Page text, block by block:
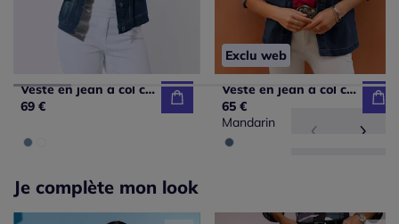
Veste en jean à col chemise avec poches fonctionnelles
69 €
Exclu web
Veste en jean à col chemise et manches longues avec poches
65 €
Mandarin
Je complète mon look